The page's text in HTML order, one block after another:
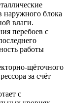
наружного блока
влаги.
перебоев с
работы
щёточного
за счёт
с